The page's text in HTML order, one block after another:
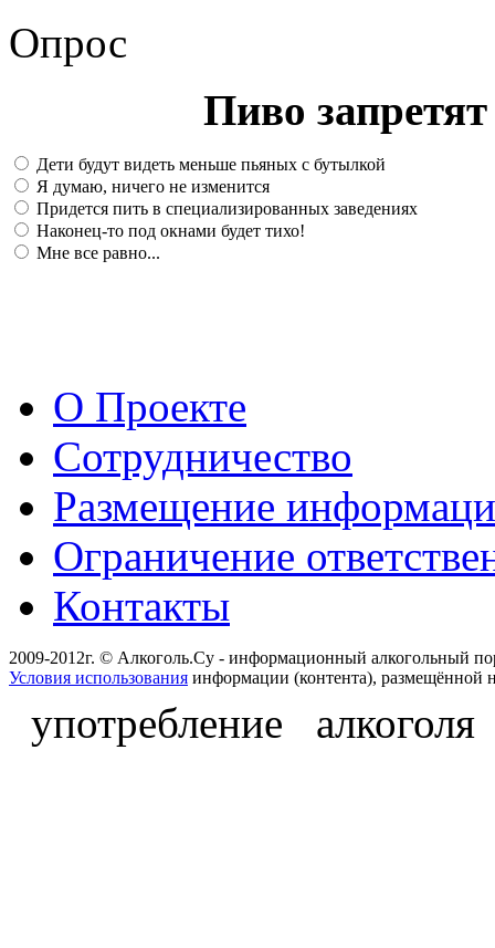
Опрос
Пиво
Дети будут видеть меньше пьяных с бутылкой
Я думаю, ничего не изменится
Придется пить в специализированных заведениях
Наконец-то под окнами будет тихо!
Мне все равно...
О Проекте
Сотрудничество
Размещение
Ограничение
Контакты
2009-2012г. © Алкоголь.Су - информационный алкогольный
Условия использования информации (контента), размещённой
употребление